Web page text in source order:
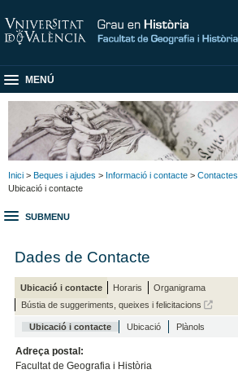
MENÚ
Inici > Beques i ajudes > Informació i contacte > Contactes
Ubicació i contacte
SUBMENU
Dades de Contacte
Ubicació i contacte Horaris
Organigrama
Bústia de suggeriments, queixes i felicitacions
Ubicació i contacte Ubicació Plànols
Adreça postal:
Facultat de Geografia i Història